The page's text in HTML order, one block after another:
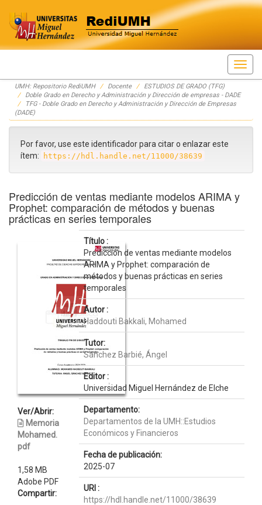
Skip
navigation
UMH: Repositorio RediUMH Docente
ESTUDIOS DE GRADO (TFG)
Doble Grado en Derecho y Administración y Dirección de empresas - DADE
TFG - Doble Grado en Derecho y Administración y Dirección de Empresas
(DADE)
Por favor, use este identificador para citar o enlazar este
ítem:
https://hdl.handle.net/11000/38639
Predicción de ventas mediante modelos ARIMA y
Prophet: comparación de métodos y buenas
prácticas en series temporales
Ver/Abrir:
Memoria
Mohamed.
pdf
1,58 MB
Adobe PDF
Compartir:
Título :
Predicción de ventas mediante modelos
ARIMA y Prophet: comparación de
métodos y buenas prácticas en series
temporales
Autor :
Haddouti Bakkali, Mohamed
Tutor:
Sánchez Barbié, Ángel
Editor :
Universidad Miguel Hernández de Elche
Departamento:
Departamentos de la UMH::Estudios
Económicos y Financieros
Fecha de publicación:
2025-07
URI :
https://hdl.handle.net/11000/38639